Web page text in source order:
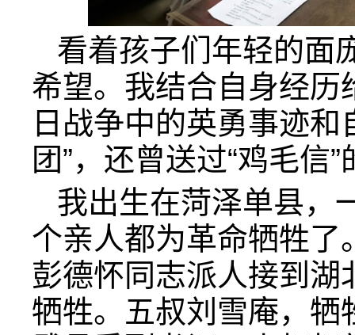
看着孩子们年轻的面
希望。我结合自身经历
日战争中的英勇事迹和
团”，还曾送过“鸡毛信
我出生在菏泽单县，
个亲人都为革命牺牲了
彭德怀同志派人接到
牺牲。五叔刘雪庵，牺